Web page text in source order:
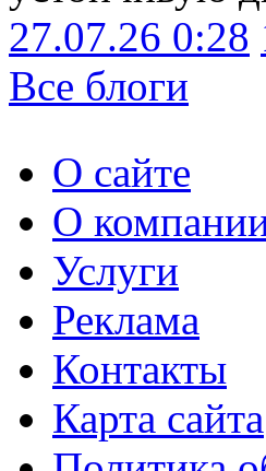
27.07.26 0:28
Все блоги
О сайте
О
Услуги
Реклама
Контакты
Карта сайта